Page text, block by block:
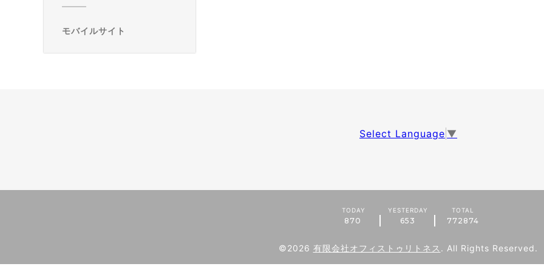
モバイルサイト
Select Language ▼
TODAY
870
YESTERDAY
653
TOTAL
772874
©2026 有限会社オフィストゥリトネス . All Rights Reserved.